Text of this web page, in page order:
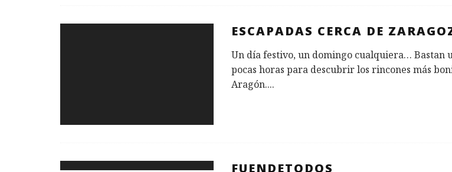
ESCAPADAS CERCA DE
Un día festivo, un domingo cualquiera… Bastan
pocas horas para descubrir los rincones más
Aragón....
FUENDETODOS